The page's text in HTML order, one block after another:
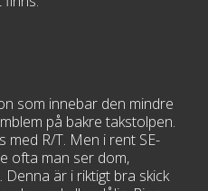
som innebar den mindre
på bakre takstolpen.
med R/T. Men i rent SE-
ofta man ser dom,
Denna är i riktigt bra skick